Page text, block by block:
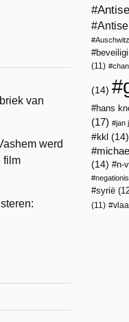
van
werd
film
Auschwitz
(11)
(14)
hans
(17)
jan
kkl (14)
(14)
n-
syrië
(11)